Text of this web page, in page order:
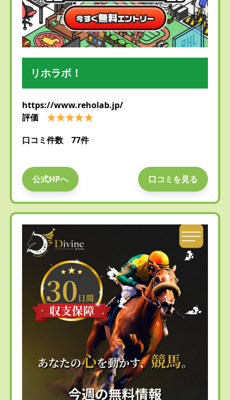
リホラボ！
https://www.reholab.jp/
評価
口コミ件数 77件
公式HPへ 口コミを見る